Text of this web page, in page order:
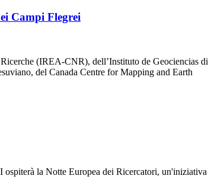
Campi Flegrei
(IREA-CNR), dell’Instituto de Geociencias di
del Canada Centre for Mapping and Earth
ospiterà la Notte Europea dei Ricercatori, un'iniziativa